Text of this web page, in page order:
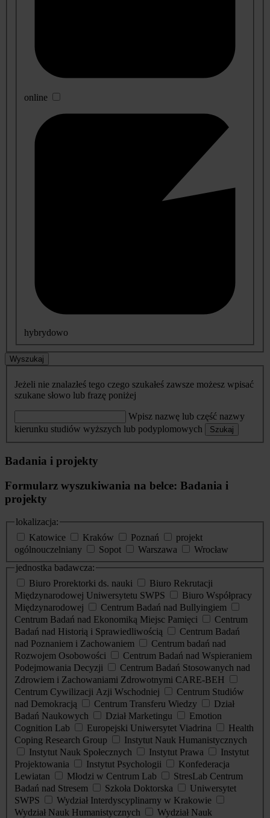
online
hybrydowo
Wyszukaj
Jeżeli nie znalazłeś tego czego szukałeś zawsze możesz wpisać
szukane słowo lub frazę poniżej
Wpisz nazwę lub część nazwy
kierunku studiów wyższych lub podyplomowych
Szukaj
Badania i projekty
Formularz wyszukiwania na belce: Badania i
projekty
lokalizacja:
Katowice
Kraków Poznań
projekt
ogólnouczelniany
Sopot Warszawa
Wrocław
jednostka badawcza:
Biuro Prorektorki ds. nauki
Biuro Rekrutacji
Międzynarodowej Uniwersytetu SWPS
Biuro Współpracy
Międzynarodowej
Centrum Badań nad Bullyingiem
Centrum Badań nad Ekonomiką Miejsc Pamięci
Centrum
Badań nad Historią i Sprawiedliwością
Centrum Badań
nad Poznaniem i Zachowaniem
Centrum badań nad
Rozwojem Osobowości
Centrum Badań nad Wspieraniem
Podejmowania Decyzji
Centrum Badań Stosowanych nad
Zdrowiem i Zachowaniami Zdrowotnymi CARE-BEH
Centrum Cywilizacji Azji Wschodniej
Centrum Studiów
nad Demokracją
Centrum Transferu Wiedzy
Dział
Badań Naukowych
Dział Marketingu
Emotion
Cognition Lab
Europejski Uniwersytet Viadrina
Health
Coping Research Group
Instytut Nauk Humanistycznych
Instytut Nauk Społecznych
Instytut Prawa
Instytut
Projektowania
Instytut Psychologii
Konfederacja
Lewiatan
Młodzi w Centrum Lab
StresLab Centrum
Badań nad Stresem
Szkoła Doktorska
Uniwersytet
SWPS
Wydział Interdyscyplinarny w Krakowie
Wydział Nauk Humanistycznych
Wydział Nauk